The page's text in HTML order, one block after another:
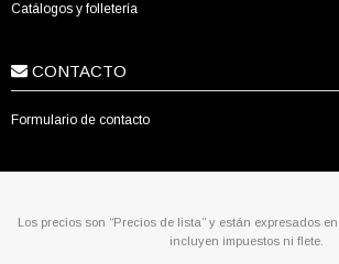
Catálogos y folletería
CONTACTO
Formulario de contacto
Los precios son “Precios de lista” y están expresados
incluyen impuestos ni flete.